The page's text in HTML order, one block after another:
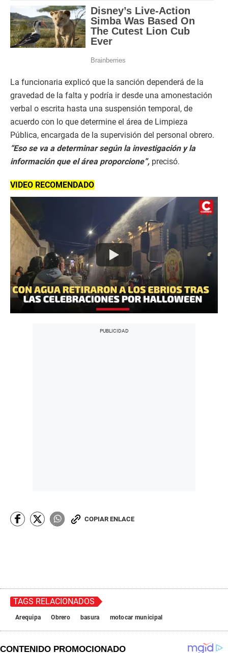
La funcionaria explicó que la sanción dependerá de la
gravedad de la falta y podría ir desde una amonestación
verbal o escrita hasta una suspensión temporal, de
acuerdo con lo que determine el área de Limpieza
Pública, encargada de la supervisión del personal obrero.
“Eso se va a determinar según la investigación y la
información que el área proporcione”, precisó.
VIDEO RECOMENDADO
COPIAR ENLACE
TAGS RELACIONADOS
Arequipa Obrero basura motocar municipal